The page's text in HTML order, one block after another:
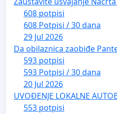
608 potpisi
608 Potpisi / 30 dana
29 Jul 2026
Da obilaznica zaobiđe
593 potpisi
593 Potpisi / 30 dana
20 Jul 2026
UVOĐENJE LOKALNE
553 potpisi